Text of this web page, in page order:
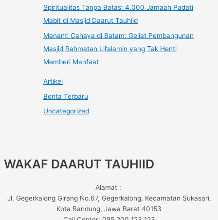
Spiritualitas Tanpa Batas: 4.000 Jamaah Padati
Mabit di Masjid Daarut Tauhiid
Menanti Cahaya di Batam: Geliat Pembangunan
Masjid Rahmatan Lil’alamin yang Tak Henti
Memberi Manfaat
Artikel
Berita Terbaru
Uncategorized
WAKAF DAARUT TAUHIID
Alamat :
Jl. Gegerkalong Girang No.67, Gegerkalong, Kecamatan Sukasari,
Kota Bandung, Jawa Barat 40153